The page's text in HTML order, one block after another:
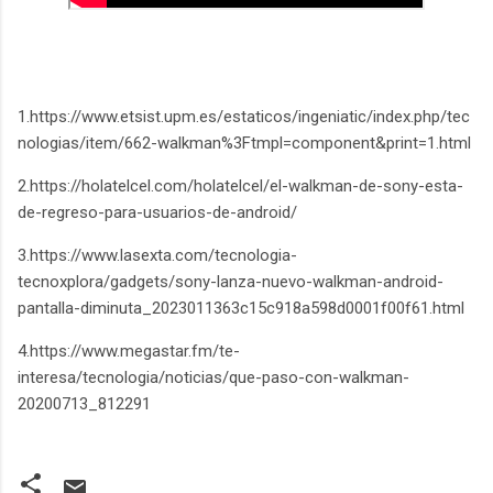
1.https://www.etsist.upm.es/estaticos/ingeniatic/index.php/tec
nologias/item/662-walkman%3Ftmpl=component&print=1.html
2.https://holatelcel.com/holatelcel/el-walkman-de-sony-esta-
de-regreso-para-usuarios-de-android/
3.https://www.lasexta.com/tecnologia-
tecnoxplora/gadgets/sony-lanza-nuevo-walkman-android-
pantalla-diminuta_2023011363c15c918a598d0001f00f61.html
4.https://www.megastar.fm/te-
interesa/tecnologia/noticias/que-paso-con-walkman-
20200713_812291